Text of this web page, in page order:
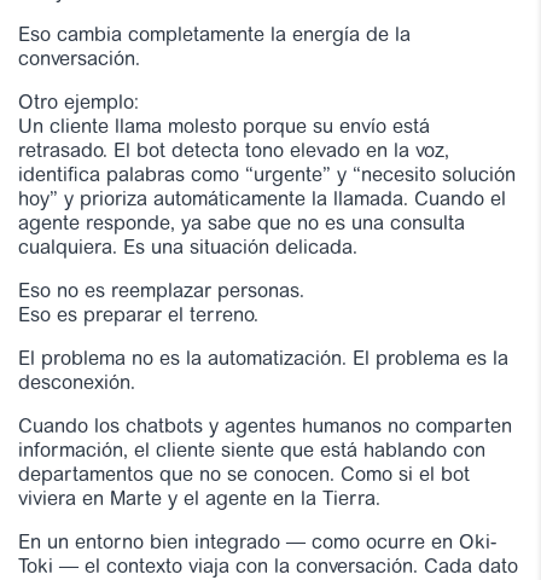
Eso cambia completamente la energía de la
conversación.
Otro ejemplo:
Un cliente llama molesto porque su envío está
retrasado. El bot detecta tono elevado en la voz,
identifica palabras como “urgente” y “necesito solución
hoy” y prioriza automáticamente la llamada. Cuando el
agente responde, ya sabe que no es una consulta
cualquiera. Es una situación delicada.
Eso no es reemplazar personas.
Eso es preparar el terreno.
El problema no es la automatización. El problema es la
desconexión.
Cuando los chatbots y agentes humanos no comparten
información, el cliente siente que está hablando con
departamentos que no se conocen. Como si el bot
viviera en Marte y el agente en la Tierra.
En un entorno bien integrado — como ocurre en Oki-
Toki — el contexto viaja con la conversación. Cada dato